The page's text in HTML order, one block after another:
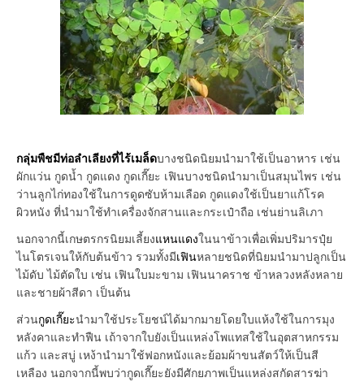
กลุ่มพืชมีท่อลำเลียงที่ไร้เมล็ดบางชนิดนิยมนำมาใช้เป็นอาหาร เช่น
ผักแว่น กูดน้ำ กูดแดง กูดเกี๊ยะ เฟินบางชนิดนำมาเป็นสมุนไพร เช่น
ว่านลูกไก่ทองใช้ในการดูดซับห้ามเลือด กูดแดงใช้เป็นยาแก้โรค
ผิวหนัง ที่นำมาใช้ทำเครื่องจักสานและกระเป๋าถือ เช่นย่านลิเภา
นอกจากนี้เกษตรกรนิยมเลี้ยงแหนแดงในนาข้าวเพื่อเพิ่มปริมารปุ๋ย
ไนโตรเจนให้กับต้นข้าว รวมทั้งมีเฟินหลายชนิดที่นิยมนำมาปลูกเป็น
ไม้ดับ ไม้ตัดใบ เช่น เฟินใบมะขาม เฟินนาคราช ข้าหลวงหลังหลาย
และชายผ้าสีดา เป็นต้น
ส่วนกูดเกี๊ยะนำมาใช้ประโยชน์ได้มากมายโดยใบแห้งใช้ในการมุง
หลังคาและทำฟืน เถ้าจากใบยังเป็นแหล่งโพแทสใช้ในอุตสาหกรรม
แก้ว และสบู่ เหง้านำมาใช้ฟอกหนังและย้อมผ้าขนสัตว์ให้เป็นสี
เหลือง นอกจากนี้พบว่ากูดเกี๊ยะยังมีศักยภาพเป็นแหล่งสกัดสารฆ่า